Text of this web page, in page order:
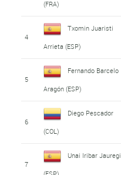
(FRA)
4
Txomin Juaristi
Arrieta (ESP)
5
Fernando Barcelo
Aragón (ESP)
6
Diego Pescador
(COL)
7
Unai Iribar Jauregi